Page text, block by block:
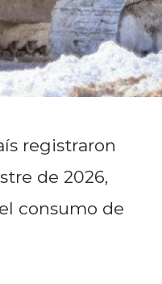
registraron
de 2026,
consumo de